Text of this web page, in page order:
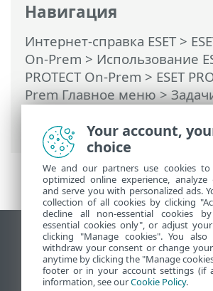
Навигация
Интернет-справка ESET>
On-Prem > Использование
PROTECT On-Prem > ESET
Prem Главное меню>
требованию
Использовать сайт для ПК
End of Life
База знаний ESET
Your account,
choice
We and our partners use cookies
optimized online experience,
and serve you with personalized ads.
collection of all cookies by clicking
decline all non-essential cookies
essential cookies only", or adjust
clicking "Manage cookies". You
withdraw your consent or change
anytime by clicking the "Manage
footer or in your account settings (if
information, see ourCookie Policy.